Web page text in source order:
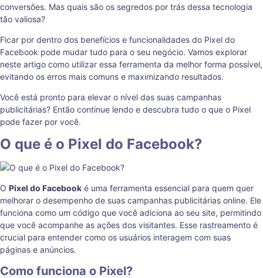
conversões. Mas quais são os segredos por trás dessa tecnologia
tão valiosa?
Ficar por dentro dos benefícios e funcionalidades do Pixel do
Facebook pode mudar tudo para o seu negócio. Vamos explorar
neste artigo como utilizar essa ferramenta da melhor forma possível,
evitando os erros mais comuns e maximizando resultados.
Você está pronto para elevar o nível das suas campanhas
publicitárias? Então continue lendo e descubra tudo o que o Pixel
pode fazer por você.
O que é o Pixel do Facebook?
O Pixel do Facebook é uma ferramenta essencial para quem quer
melhorar o desempenho de suas campanhas publicitárias online. Ele
funciona como um código que você adiciona ao seu site, permitindo
que você acompanhe as ações dos visitantes. Esse rastreamento é
crucial para entender como os usuários interagem com suas
páginas e anúncios.
Como funciona o Pixel?